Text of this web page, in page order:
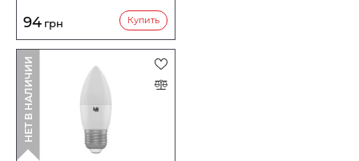
94 грн Купить
НЕТ В НАЛИЧИИ